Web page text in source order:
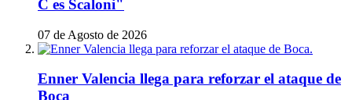
C es Scaloni"
07 de Agosto de 2026
Enner Valencia llega para reforzar el ataque de
Boca